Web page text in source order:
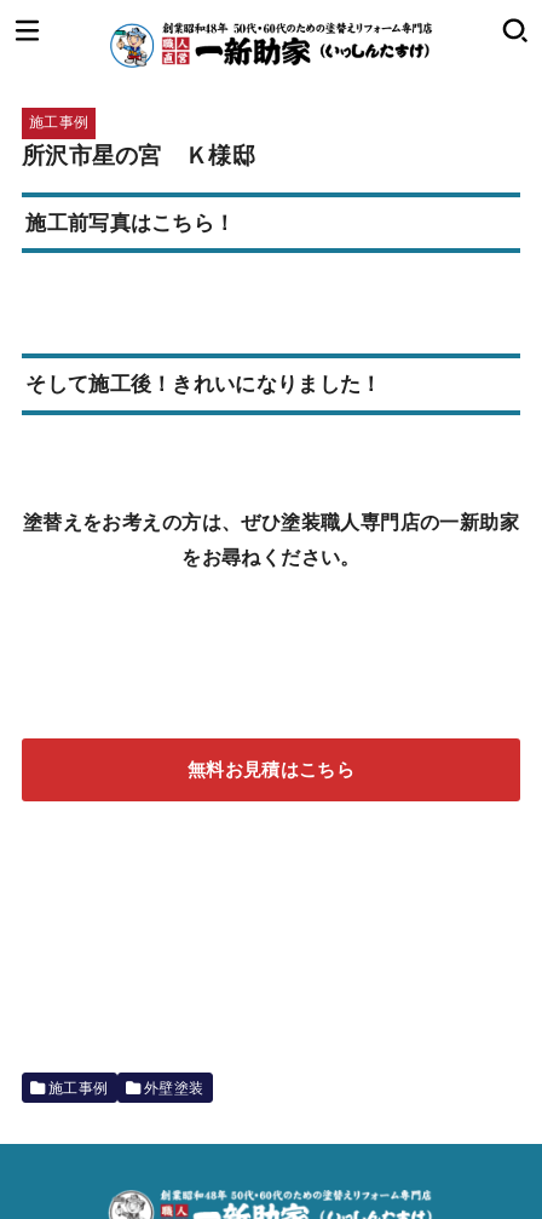
施工事例
所沢市星の宮 Ｋ様邸
施工前写真はこちら！
そして施工後！きれいになりました！
塗替えをお考えの方は、ぜひ塗装職人専門店の一新助家
をお尋ねください。
無料お見積はこちら
施工事例 外壁塗装